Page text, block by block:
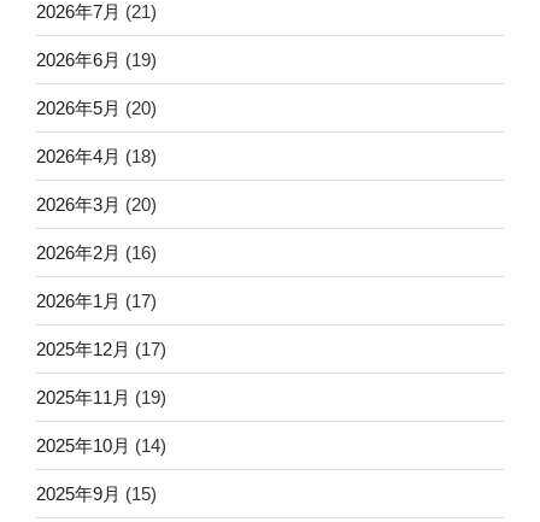
2026年7月 (21)
2026年6月 (19)
2026年5月 (20)
2026年4月 (18)
2026年3月 (20)
2026年2月 (16)
2026年1月 (17)
2025年12月 (17)
2025年11月 (19)
2025年10月 (14)
2025年9月 (15)